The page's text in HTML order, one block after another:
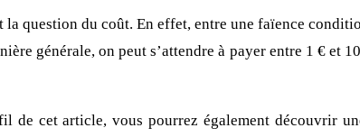
la question du coût. En effet, entre une faïence
générale, on peut s’attendre à payer entre 1 € et
de cet article, vous pourrez également découvrir